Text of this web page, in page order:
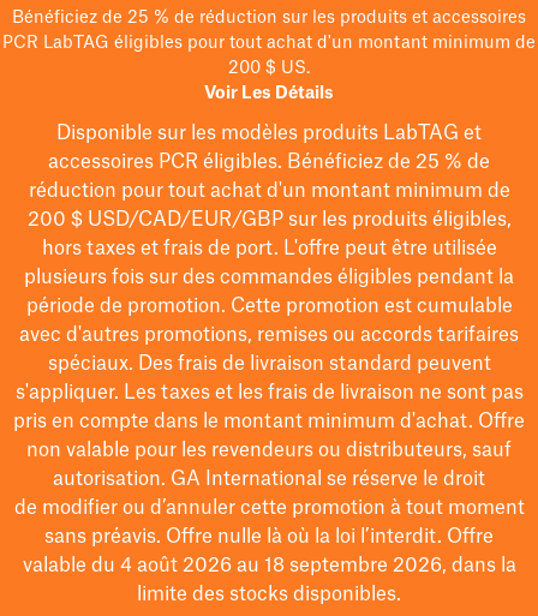
Bénéficiez de 25 % de réduction sur les produits et accessoires
PCR LabTAG éligibles pour tout achat d'un montant minimum de
200 $ US.
Voir Les Détails
Disponible sur les modèles produits LabTAG et
accessoires PCR éligibles. Bénéficiez de 25 % de
réduction pour tout achat d'un montant minimum de
200 $USD/CAD/EUR/GBPsur les produits éligibles,
hors taxes et frais de port. L'offre peut être utilisée
plusieurs fois sur des commandes éligibles pendant la
période de promotion. Cette promotion est cumulable
avec d'autres promotions, remises ou accords tarifaires
spéciaux. Des frais de livraison standard peuvent
s'appliquer. Les taxes et les frais de livraison ne sont pas
pris en compte dans le montant minimum d'achat. Offre
non valable pour les revendeurs ou distributeurs, sauf
autorisation. GA International se réserve le droit
de modifierou d’annuler cette promotion à tout moment
sans préavis. Offre nulle là où la loi l’interdit. Offre
valable du 4 août 2026 au 18 septembre 2026, dans la
limite des stocks disponibles.